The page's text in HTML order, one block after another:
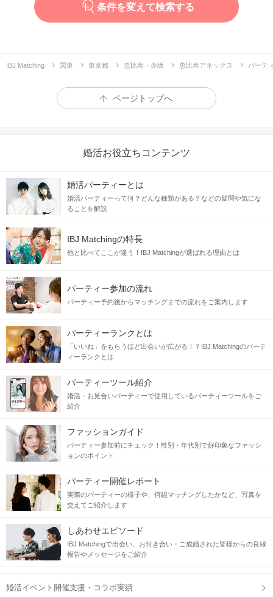
条件を変えて検索する
IBJ Matching 関東 東京都 恵比寿・赤坂 恵比寿アネックス パーテ
ページトップへ
婚活お役立ちコンテンツ
婚活パーティーとは
婚活パーティーって何？どんな種類がある？などの疑問や気にな
ることを解説
IBJ Matchingの特長
他と比べてここが違う！IBJ Matchingが選ばれる理由とは
パーティー参加の流れ
パーティー予約後からマッチングまでの流れをご案内します
パーティーランクとは
「いいね」をもらうほど出会いが広がる！？IBJ Matchingのパーテ
ィーランクとは
パーティーツール紹介
婚活・お見合いパーティーで使用しているパーティーツールをご
紹介
ファッションガイド
パーティー参加前にチェック！性別・年代別で好印象なファッシ
ョンのポイント
パーティー開催レポート
実際のパーティーの様子や、何組マッチングしたかなど、写真を
交えてご紹介します
しあわせエピソード
IBJ Matchingで出会い、お付き合い・ご成婚された皆様からの良縁
報告やメッセージをご紹介
婚活イベント開催支援・コラボ実績